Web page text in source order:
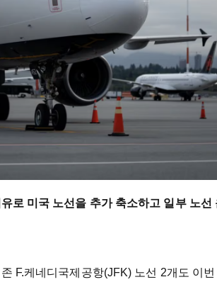
로 미국 노선을 추가 축소하고 일부 노선
F.케네디국제공항(JFK) 노선 2개도 이